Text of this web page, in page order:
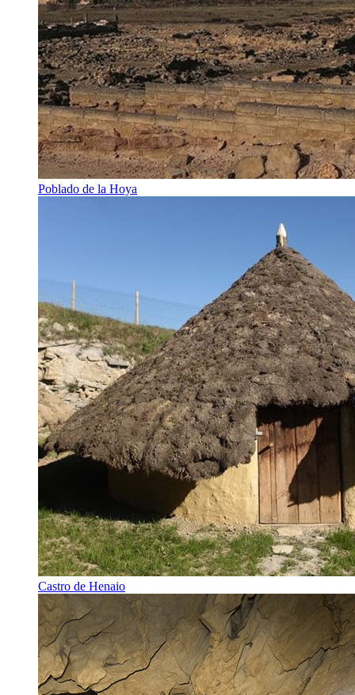
Poblado de la Hoya
Castro de Henaio